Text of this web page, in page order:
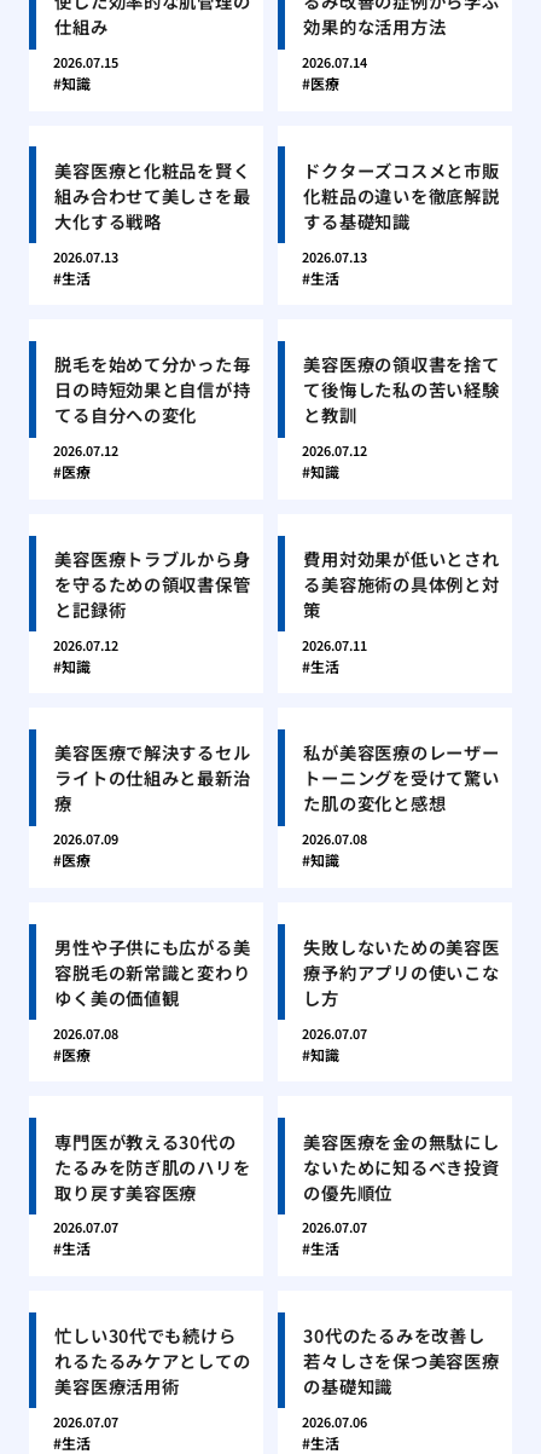
仕組み
2026.07.15
知識
効果的な活用方法
2026.07.14
医療
美容医療と化粧品を賢く
組み合わせて美しさを最
大化する戦略
2026.07.13
生活
ドクターズコスメと市販
化粧品の違いを徹底解説
する基礎知識
2026.07.13
生活
脱毛を始めて分かった毎
日の時短効果と自信が持
てる自分への変化
2026.07.12
医療
美容医療の領収書を捨て
て後悔した私の苦い経験
と教訓
2026.07.12
知識
美容医療トラブルから身
を守るための領収書保管
と記録術
2026.07.12
知識
費用対効果が低いとされ
る美容施術の具体例と対
策
2026.07.11
生活
美容医療で解決するセル
ライトの仕組みと最新治
療
2026.07.09
医療
私が美容医療のレーザー
トーニングを受けて驚い
た肌の変化と感想
2026.07.08
知識
男性や子供にも広がる美
容脱毛の新常識と変わり
ゆく美の価値観
2026.07.08
医療
失敗しないための美容医
療予約アプリの使いこな
し方
2026.07.07
知識
専門医が教える30代の
たるみを防ぎ肌のハリを
取り戻す美容医療
2026.07.07
生活
美容医療を金の無駄にし
ないために知るべき投資
の優先順位
2026.07.07
生活
忙しい30代でも続けら
れるたるみケアとしての
美容医療活用術
2026.07.07
生活
30代のたるみを改善し
若々しさを保つ美容医療
の基礎知識
2026.07.06
生活